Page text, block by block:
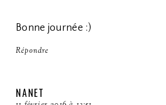
Bonne journée :)
Répondre
NANET